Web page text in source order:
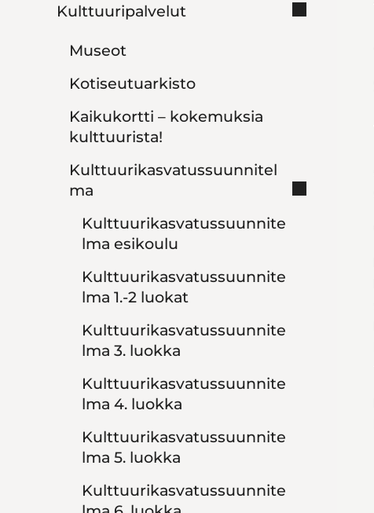
Kulttuuripalvelut
Museot
Kotiseutuarkisto
Kaikukortti – kokemuksia
kulttuurista!
Kulttuurikasvatussuunnitel
ma
Kulttuurikasvatussuunnite
lma esikoulu
Kulttuurikasvatussuunnite
lma 1.-2 luokat
Kulttuurikasvatussuunnite
lma 3. luokka
Kulttuurikasvatussuunnite
lma 4. luokka
Kulttuurikasvatussuunnite
lma 5. luokka
Kulttuurikasvatussuunnite